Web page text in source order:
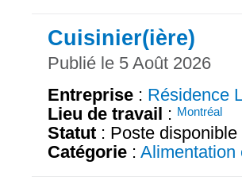
Cuisinier(ière)
Publié le 5 Août 2026
Entreprise : Résidence
Lieu de travail : Montréal
Statut : Poste disponible
Catégorie : Alimentation